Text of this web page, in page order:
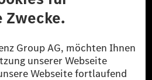
der Mercedes-Benz Group durch
kompensiert werden.